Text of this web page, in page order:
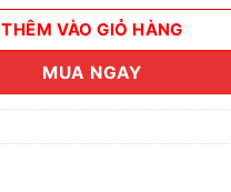
THÊM VÀO GIỎ HÀNG
MUA NGAY